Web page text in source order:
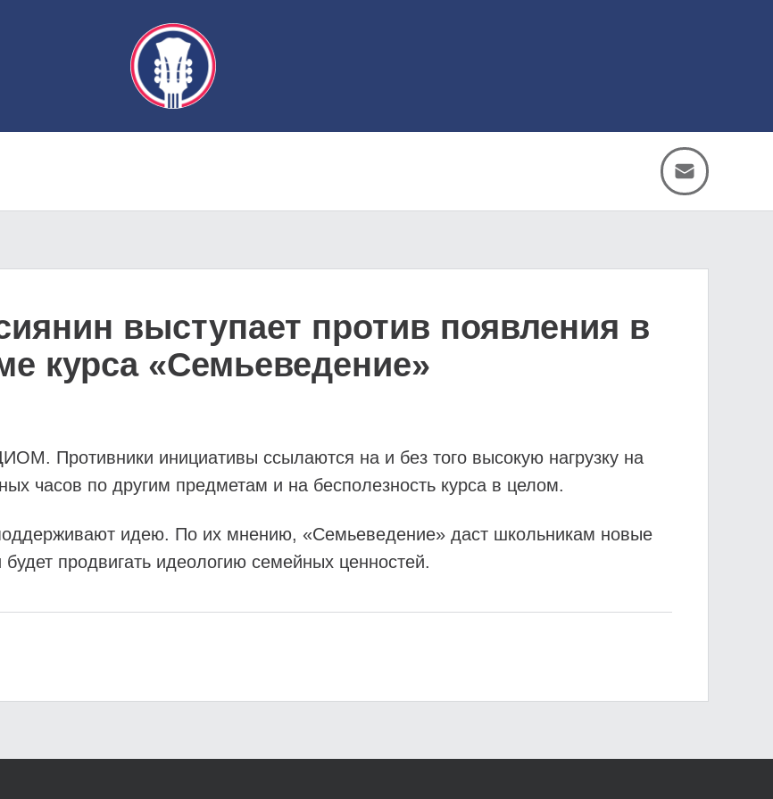
выступает против появления в
курса «Семьеведение»
Противники инициативы ссылаются на и без того высокую нагрузку на
часов по другим предметам и на бесполезность курса в целом.
идею. По их мнению, «Семьеведение» даст школьникам новые
продвигать идеологию семейных ценностей.